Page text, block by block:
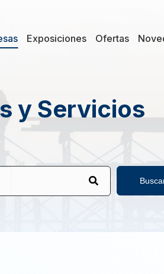
Exposiciones Ofertas
y Servicios